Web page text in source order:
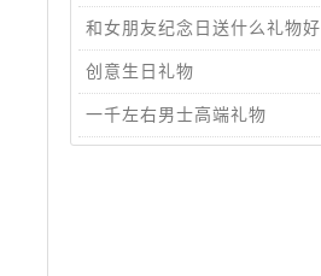
和女朋友纪念日送什么礼物好
创意生日礼物
一千左右男士高端礼物